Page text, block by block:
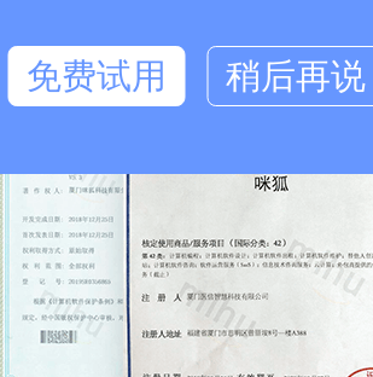
免费试用 稍后再说